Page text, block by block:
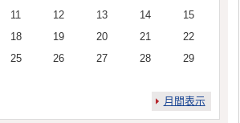
11 12 13 14
15
18 19 20 21
22
25 26 27 28
29
月間表示